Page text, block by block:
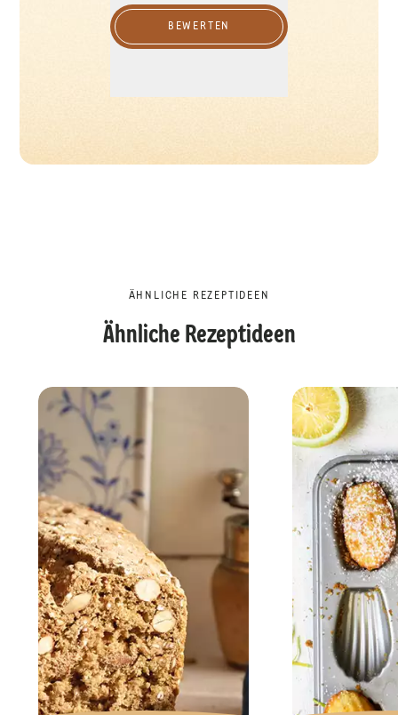
BEWERTEN
ÄHNLICHE REZEPTIDEEN
Ähnliche Rezeptideen